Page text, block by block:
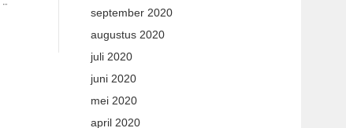
september 2020
augustus 2020
juli 2020
juni 2020
mei 2020
april 2020